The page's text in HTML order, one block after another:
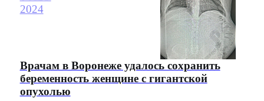
2024
Врачам в Воронеже удалось сохранить
беременность женщине с гигантской
опухолью